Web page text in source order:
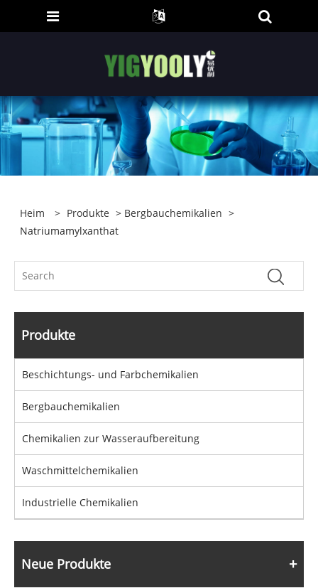
Heim > Produkte > Bergbauchemikalien >
Natriumamylxanthat
Produkte
Beschichtungs- und Farbchemikalien
Bergbauchemikalien
Chemikalien zur Wasseraufbereitung
Waschmittelchemikalien
Industrielle Chemikalien
Neue Produkte